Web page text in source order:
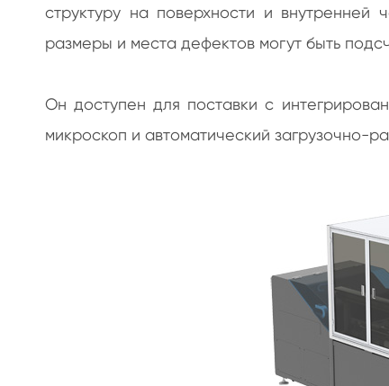
структуру на поверхности и внутренней
размеры и места дефектов могут быть
Он доступен для поставки с
микроскоп и автоматический загрузочно-